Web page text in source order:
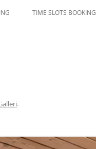
TIME SLOTS BOOKING
.